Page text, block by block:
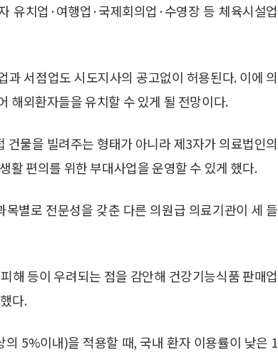
유치업·여행업·국제회의업·수영장 등 체육시설업
서점업도 시도지사의 공고없이 허용된다. 이에 의
해외환자들을 유치할 수 있게 될 전망이다.
물을 빌려주는 형태가 아니라 제3자가 의료법인의
활 편의를 위한 부대사업을 운영할 수 있게 했다.
별로 전문성을 갖춘 다른 의원급 의료기관이 세 들
해 등이 우려되는 점을 감안해 건강기능식품 판매업
다.
5%이내)을 적용할 때, 국내 환자 이용률이 낮은 1